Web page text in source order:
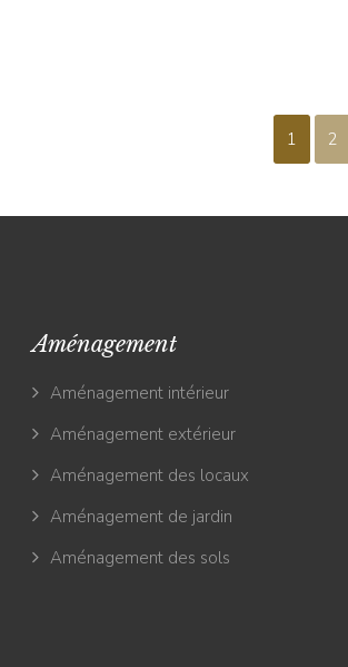
1 2
Aménagement
Aménagement intérieur
Aménagement extérieur
Aménagement des locaux
Aménagement de jardin
Aménagement des sols